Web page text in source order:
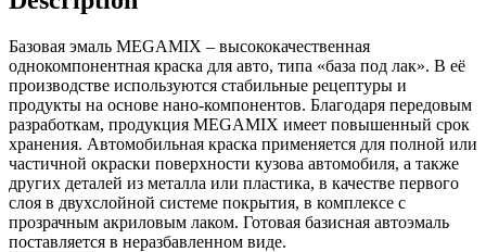
Базовая эмаль MEGAMIX – высококачественная
однокомпонентная краска для авто, типа «база под лак». В её
производстве используются стабильные рецептуры и
продукты на основе нано-компонентов. Благодаря передовым
разработкам, продукция MEGAMIX имеет повышенный срок
хранения. Автомобильная краска применяется для полной или
частичной окраски поверхности кузова автомобиля, а также
других деталей из металла или пластика, в качестве первого
слоя в двухслойной системе покрытия, в комплексе с
прозрачным акриловым лаком. Готовая базисная автоэмаль
поставляется в неразбавленном виде.